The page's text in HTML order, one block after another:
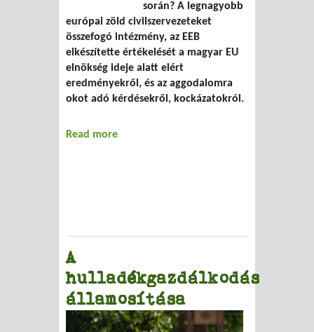
során? A legnagyobb
európai zöld civilszervezeteket
összefogó intézmény, az EEB
elkészítette értékelését a magyar EU
elnökség ideje alatt elért
eredményekről, és az aggodalomra
okot adó kérdésekről, kockázatokról.
Read more
A
hulladékgazdálkodás
államosítása